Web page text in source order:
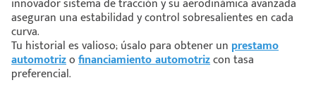
innovador sistema de tracción y su aerodinámica avanzada
aseguran una estabilidad y control sobresalientes en cada
curva.
Tu historial es valioso; úsalo para obtener un prestamo
automotrizofinanciamiento automotrizcon tasa
preferencial.